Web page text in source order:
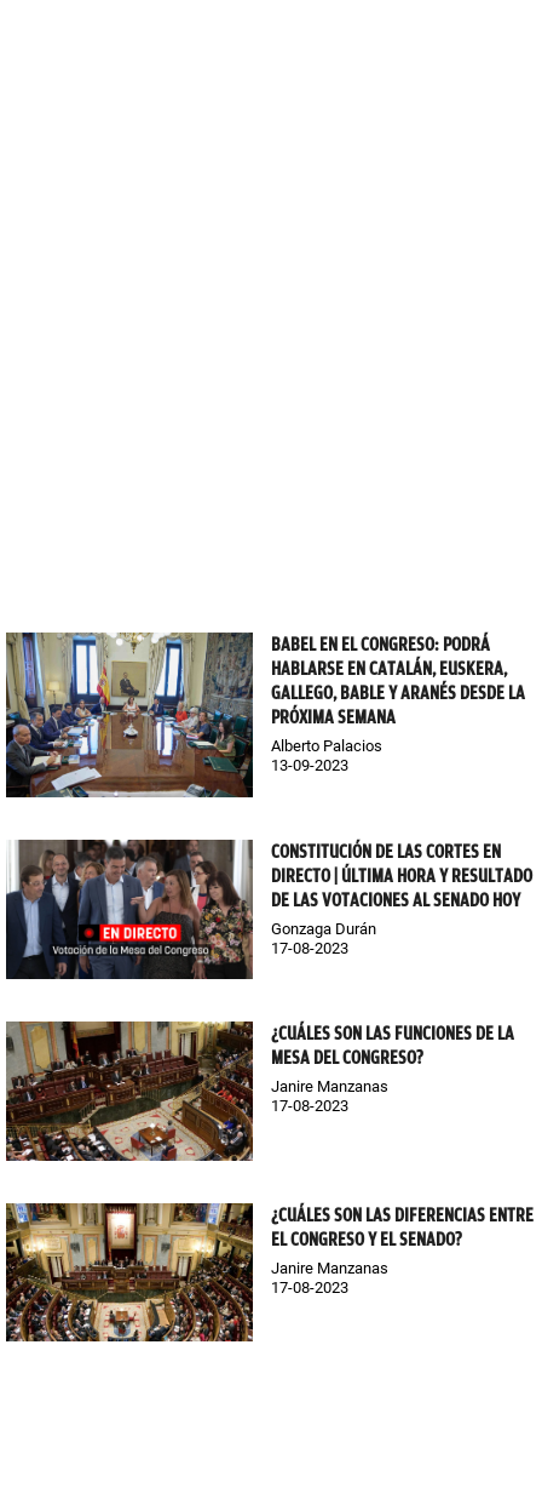
BABEL EN EL CONGRESO: PODRÁ
HABLARSE EN CATALÁN, EUSKERA,
GALLEGO, BABLE Y ARANÉS DESDE LA
PRÓXIMA SEMANA
Alberto Palacios
13-09-2023
CONSTITUCIÓN DE LAS CORTES EN
DIRECTO | ÚLTIMA HORA Y RESULTADO
DE LAS VOTACIONES AL SENADO HOY
Gonzaga Durán
17-08-2023
¿CUÁLES SON LAS FUNCIONES DE LA
MESA DEL CONGRESO?
Janire Manzanas
17-08-2023
¿CUÁLES SON LAS DIFERENCIAS ENTRE
EL CONGRESO Y EL SENADO?
Janire Manzanas
17-08-2023